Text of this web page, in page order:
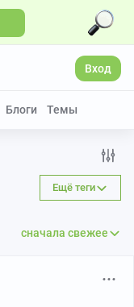
Вход
Блоги Темы
Ещё теги
сначала свежее